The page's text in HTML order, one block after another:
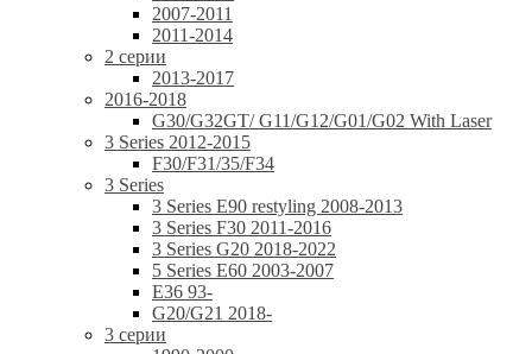
2007-2011
2011-2014
2 серии
2013-2017
2016-2018
G30/G32GT/ G11/G12/G01/G02 With Laser
3 Series 2012-2015
F30/F31/35/F34
3 Series
3 Series E90 restyling 2008-2013
3 Series F30 2011-2016
3 Series G20 2018-2022
5 Series E60 2003-2007
E36 93-
G20/G21 2018-
3 серии